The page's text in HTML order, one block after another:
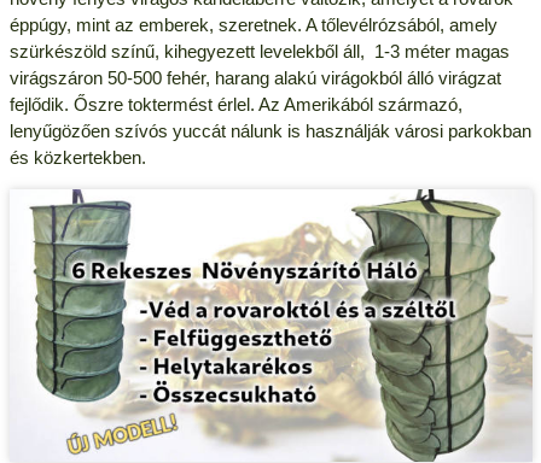
éppúgy, mint az emberek, szeretnek. A tőlevélrózsából, amely
szürkészöld színű, kihegyezett levelekből áll, 1-3 méter magas
virágszáron 50-500 fehér, harang alakú virágokból álló virágzat
fejlődik. Őszre toktermést érlel. Az Amerikából származó,
lenyűgözően szívós yuccát nálunk is használják városi parkokban
és közkertekben.